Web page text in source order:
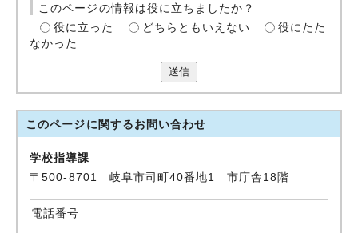
このページの情報は役に立ちましたか？
役に立った
どちらともいえない
役にたた
なかった
送信
このページに関する お問い合わせ
学校指導課
〒500-8701 岐阜市司町40番地1 市庁舎18階
電話番号